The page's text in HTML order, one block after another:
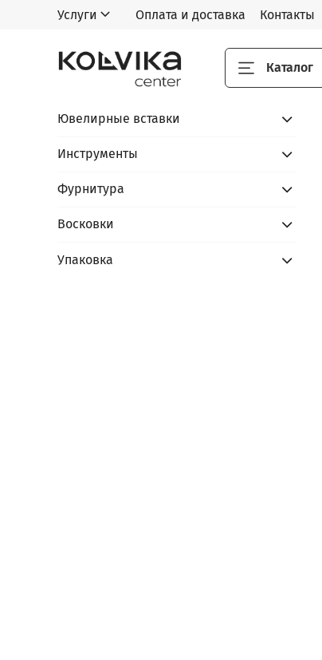
Услуги Оплата и доставка Контакты
Каталог
Ювелирные вставки
Инструменты
Фурнитура
Восковки
Упаковка